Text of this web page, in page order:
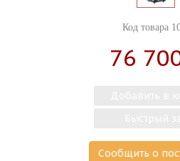
Код товара
76
Сообщить о